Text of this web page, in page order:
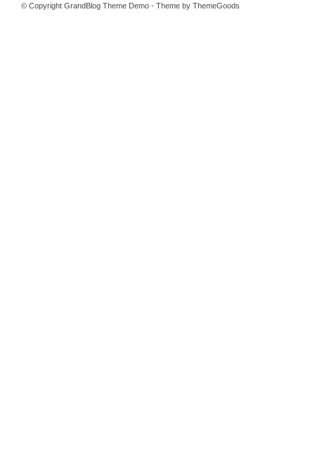
© Copyright GrandBlog Theme Demo - Theme by ThemeGoods